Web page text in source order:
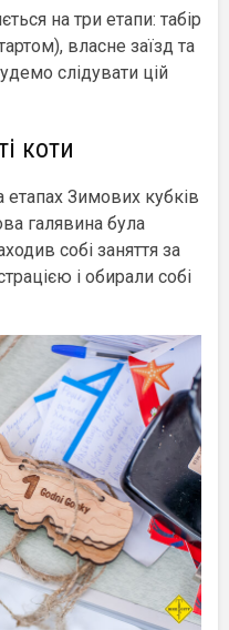
на три етапи: табір
власне заїзд та
слідувати цій
коти
етапах Зимових кубків
галявина була
собі заняття за
і обирали собі